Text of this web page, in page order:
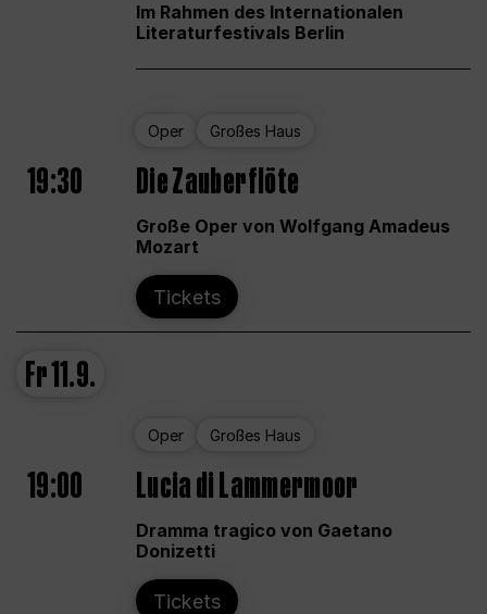
Im Rahmen des Internationalen
Literaturfestivals Berlin
Oper Großes Haus
19:30 Die Zauberflöte
Große Oper von Wolfgang Amadeus
Mozart
Tickets
Fr11.9.
Oper Großes Haus
19:00 Lucia di Lammermoor
Dramma tragico von Gaetano
Donizetti
Tickets